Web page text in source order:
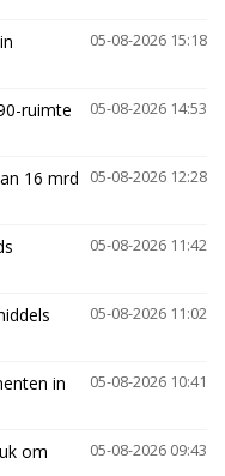
05-08-2026 15:18
05-08-2026 14:53
ruimte
05-08-2026 12:28
16 mrd
05-08-2026 11:42
05-08-2026 11:02
05-08-2026 10:41
in
05-08-2026 09:43
om